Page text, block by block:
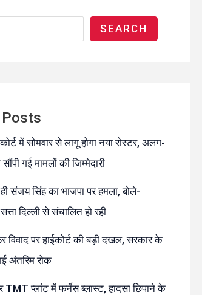
SEARCH
Posts
में सोमवार से लागू होगा नया रोस्टर, अलग-
गई मामलों की जिम्मेदारी
संजय सिंह का भाजपा पर हमला, बोले-
दिल्ली से संचालित हो रही
विवाद पर हाईकोर्ट की बड़ी दखल, सरकार के
अंतरिम रोक
TMT प्लांट में फर्नेस ब्लास्ट, हादसा छिपाने के